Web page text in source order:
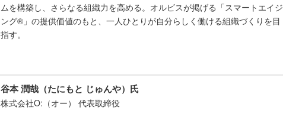
ムを構築し、さらなる組織力を高める。オルビスが掲げる「スマートエイジ
ング®」の提供価値のもと、一人ひとりが自分らしく働ける組織づくりを目
指す。
谷本 潤哉（たにもと じゅんや）氏
株式会社O:（オー） 代表取締役